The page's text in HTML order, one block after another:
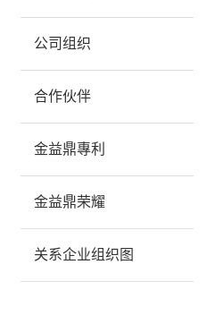
公司组织
合作伙伴
金益鼎專利
金益鼎荣耀
关系企业组织图